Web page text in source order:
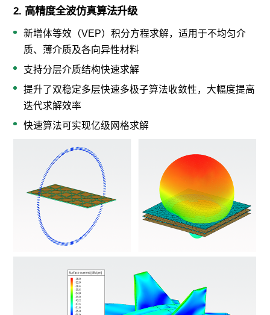
2. 高精度全波仿真算法升级
新增体等效（VEP）积分方程求解，适用于不均匀介
质、薄介质及各向异性材料
支持分层介质结构快速求解
提升了双稳定多层快速多极子算法收敛性，大幅度提高
迭代求解效率
快速算法可实现亿级网格求解